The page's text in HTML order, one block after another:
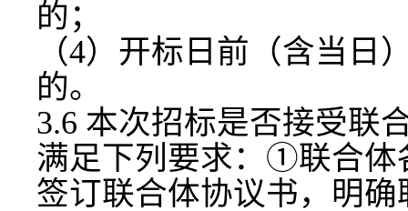
的；
（4）开标日前（含当日
的。
3.6 本次招标是否接受联
满足下列要求： ①联合体
签订联合体协议书，明